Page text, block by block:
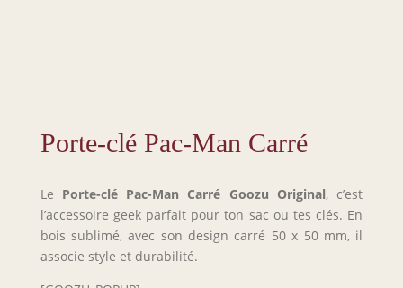
Porte-clé Pac-Man Carré
Le Porte-clé Pac-Man Carré Goozu Original, c’est
l’accessoire geek parfait pour ton sac ou tes clés. En
bois sublimé, avec son design carré 50 x 50 mm, il
associe style et durabilité.